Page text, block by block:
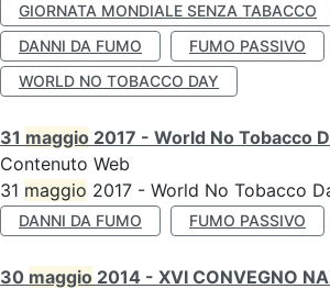
GIORNATA MONDIALE SENZA TABACCO
DANNI DA FUMO
FUMO PASSIVO
WORLD NO TOBACCO DAY
31 maggio 2017 - World No Tobacco
Contenuto Web
31 maggio 2017 - World No Tobacco
DANNI DA FUMO FUMO PASSIVO
30 maggio 2014 - XVI CONVEGNO